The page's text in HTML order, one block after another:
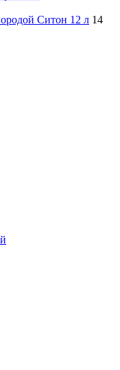
Ситон 12 л 14